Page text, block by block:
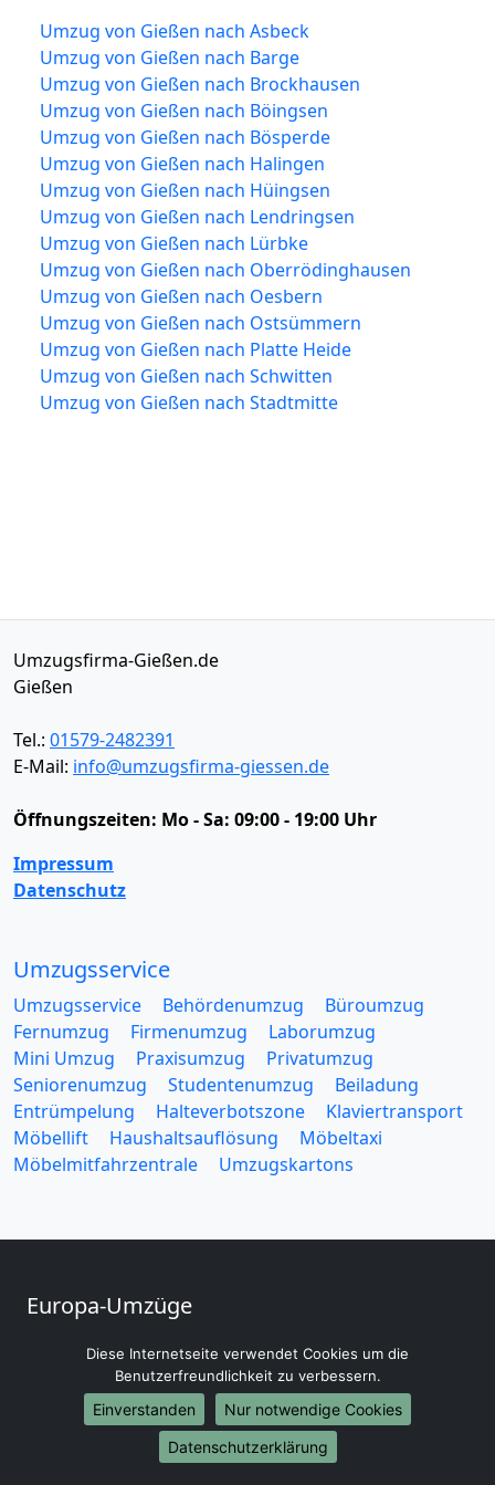
Umzug von Gießen nach Asbeck
Umzug von Gießen nach Barge
Umzug von Gießen nach Brockhausen
Umzug von Gießen nach Böingsen
Umzug von Gießen nach Bösperde
Umzug von Gießen nach Halingen
Umzug von Gießen nach Hüingsen
Umzug von Gießen nach Lendringsen
Umzug von Gießen nach Lürbke
Umzug von Gießen nach Oberrödinghausen
Umzug von Gießen nach Oesbern
Umzug von Gießen nach Ostsümmern
Umzug von Gießen nach Platte Heide
Umzug von Gießen nach Schwitten
Umzug von Gießen nach Stadtmitte
Umzugsfirma-Gießen.de
Gießen
Tel.: 01579-2482391
E-Mail: info@umzugsfirma-giessen.de
Öffnungszeiten: Mo - Sa: 09:00 - 19:00 Uhr
Impressum
Datenschutz
Umzugsservice
Umzugsservice Behördenumzug
Büroumzug
Fernumzug
Firmenumzug
Laborumzug
Mini Umzug
Praxisumzug
Privatumzug
Seniorenumzug
Studentenumzug
Beiladung
Entrümpelung
Halteverbotszone
Klaviertransport
Möbellift
Haushaltsauflösung
Möbeltaxi
Möbelmitfahrzentrale
Umzugskartons
Europa-Umzüge
Umzug von Gießen nach Belgien
Umzug von Gießen nach Bulgarien
Umzug von Gießen nach Dänemark
Umzug von Gießen nach England
Diese Internetseite verwendet Cookies um die
Benutzerfreundlichkeit zu verbessern.
Einverstanden
Nur notwendige Cookies
Datenschutzerklärung